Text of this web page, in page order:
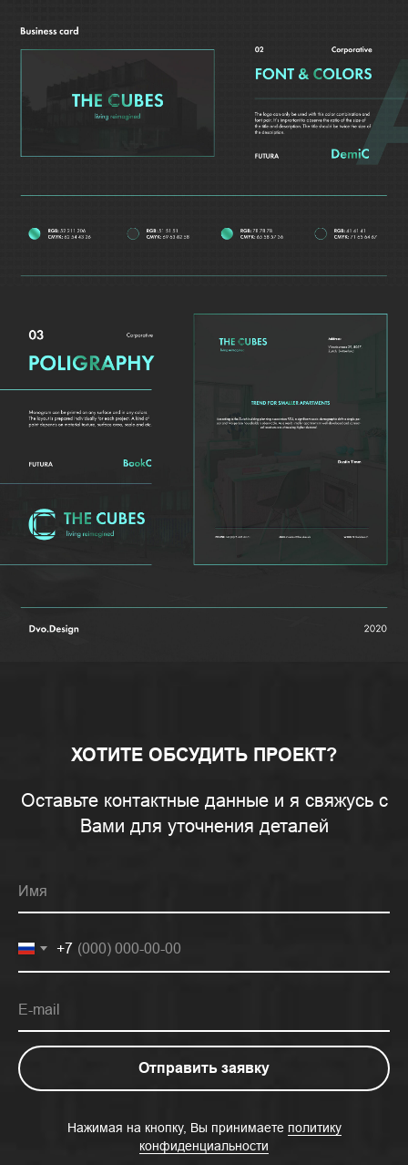
ХОТИТЕ ОБСУДИТЬ ПРОЕКТ?
Оставьте контактные данные и я свяжусь с
Вами для уточнения деталей
Имя
+7
E-mail
Отправить заявку
Нажимая на кнопку, Вы принимаете политику
конфиденциальности